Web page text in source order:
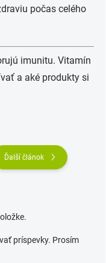
počas celého
imunitu. Vitamín
a aké produkty si
Ďalší článok
príspevky. Prosím